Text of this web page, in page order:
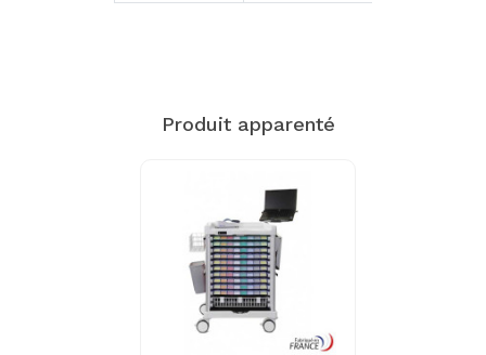
Produit apparenté